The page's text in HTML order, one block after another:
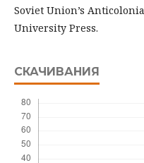
Soviet Union’s
University Press.
СКАЧИВАНИЯ